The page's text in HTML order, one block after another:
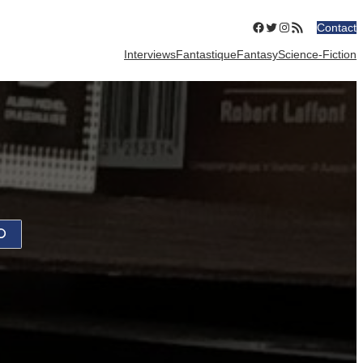
Facebook
Twitter
Instagram
Flux RSSContact
InterviewsFantastiqueFantasyScience-Fiction